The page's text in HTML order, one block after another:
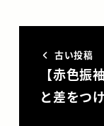
古い投稿
【赤色振
と差をつ